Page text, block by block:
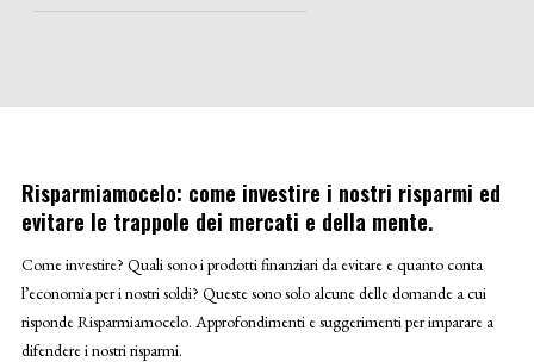
Risparmiamocelo: come investire i nostri risparmi ed
evitare le trappole dei mercati e della mente.
Come investire? Quali sono i prodotti finanziari da evitare e quanto conta
l’economia per i nostri soldi? Queste sono solo alcune delle domande a cui
risponde Risparmiamocelo. Approfondimenti e suggerimenti per imparare a
difendere i nostri risparmi.